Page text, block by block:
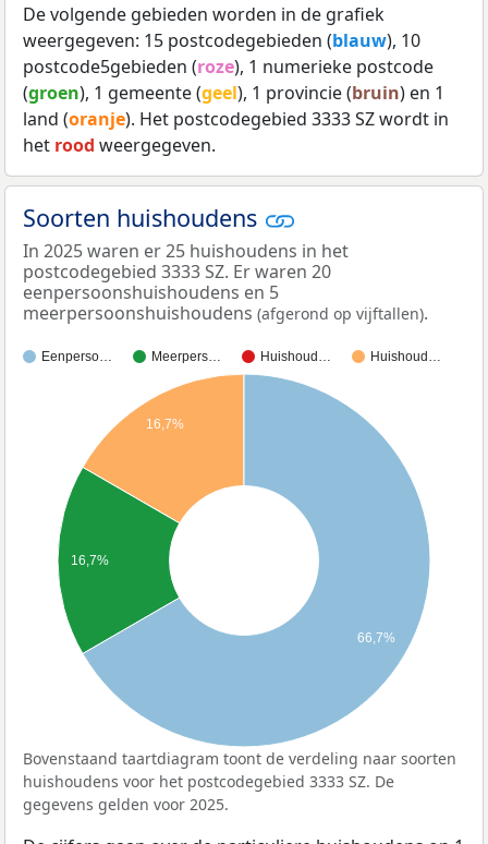
De volgende gebieden worden in de grafiek
weergegeven: 15 postcodegebieden (blauw), 10
postcode5gebieden (roze), 1 numerieke postcode
(groen), 1 gemeente (geel), 1 provincie (bruin) en 1
land (oranje). Het postcodegebied 3333 SZ wordt in
het rood weergegeven.
Soorten huishoudens
In 2025 waren er 25 huishoudens in het
postcodegebied 3333 SZ. Er waren 20
eenpersoonshuishoudens en 5
meerpersoonshuishoudens (afgerond op vijftallen).
Eenperso… Meerpers… Huishoud… Huishoud…
16,7%
16,7%
66,7%
Bovenstaand taartdiagram toont de verdeling naar soorten
huishoudens voor het postcodegebied 3333 SZ. De
gegevens gelden voor 2025.